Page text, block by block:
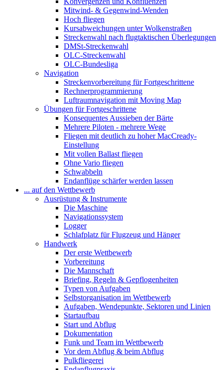
Mitwind- & Gegenwind-Wenden
Hoch fliegen
Kursabweichungen unter Wolkenstraßen
Streckenwahl nach flugtaktischen Überlegungen
DMSt-Streckenwahl
OLC-Streckenwahl
OLC-Bundesliga
Navigation
Streckenvorbereitung für Fortgeschrittene
Rechnerprogrammierung
Luftraumnavigation mit Moving Map
Übungen für Fortgeschrittene
Konsequentes Aussieben der Bärte
Mehrere Piloten - mehrere Wege
Fliegen mit deutlich zu hoher MacCready-
Einstellung
Mit vollen Ballast fliegen
Ohne Vario fliegen
Schwabbeln
Endanflüge schärfer werden lassen
... auf den Wettbewerb
Ausrüstung & Instrumente
Die Maschine
Navigationssystem
Logger
Schlafplatz für Flugzeug und Hänger
Handwerk
Der erste Wettbewerb
Vorbereitung
Die Mannschaft
Briefing, Regeln & Gepflogenheiten
Typen von Aufgaben
Selbstorganisation im Wettbewerb
Aufgaben, Wendepunkte, Sektoren und Linien
Startaufbau
Start und Abflug
Dokumentation
Funk und Team im Wettbewerb
Vor dem Abflug & beim Abflug
Pulkfliegerei